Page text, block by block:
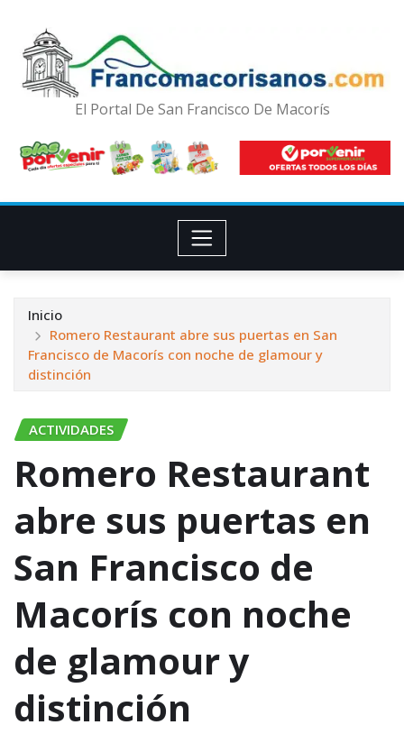
El Portal De San Francisco De Macorís
Inicio
Romero Restaurant abre sus puertas en San
Francisco de Macorís con noche de glamour y
distinción
ACTIVIDADES
Romero Restaurant
abre sus puertas en
San Francisco de
Macorís con noche
de glamour y
distinción